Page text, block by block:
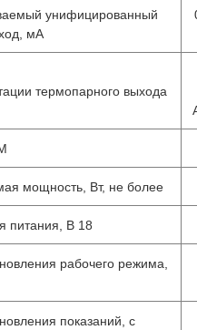
Излучатели в виде
абсолютно черного
75/50/600
унифицированный
мА
термопарного выхода
мощность, Вт, не более
питания, В 18
рабочего режима,
показаний, с